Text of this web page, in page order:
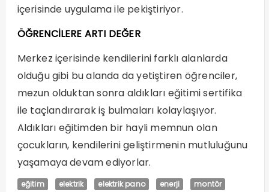
içerisinde uygulama ile pekiştiriyor.
ÖĞRENCİLERE ARTI DEĞER
Merkez içerisinde kendilerini farklı alanlarda
olduğu gibi bu alanda da yetiştiren öğrenciler,
mezun olduktan sonra aldıkları eğitimi sertifika
ile taçlandırarak iş bulmaları kolaylaşıyor.
Aldıkları eğitimden bir hayli memnun olan
çocukların, kendilerini geliştirmenin mutluluğunu
yaşamaya devam ediyorlar.
eğitim elektrik elektrik pano enerji montör